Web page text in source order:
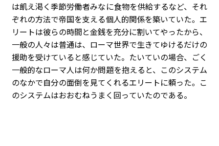
は飢え渇く季節労働者みなに食物を供給するなど、それ
ぞれの方法で帝国を支える個人的関係を築いていた。エ
リートは彼らの時間と金銭を充分に割いてやったから、
一般の人々は普通は、ローマ世界で生きてゆけるだけの
援助を受けていると感じていた。たいていの場合、ごく
一般的なローマ人は何か問題を抱えると、このシステム
のなかで自分の面倒を見てくれるエリートに頼った。こ
のシステムはおおむねうまく回っていたのである。